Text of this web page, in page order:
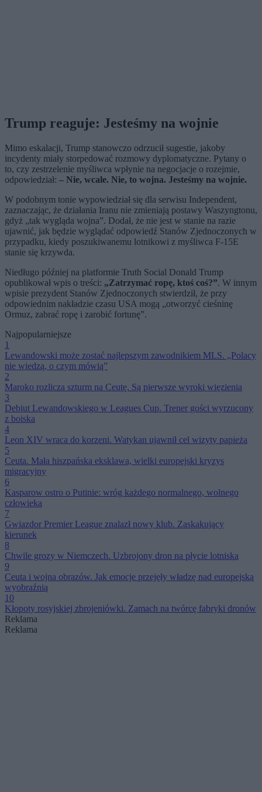
Trump reaguje: Jesteśmy na wojnie
Mimo eskalacji, Trump stanowczo odrzucił sugestie, jakoby
incydenty miały storpedować rozmowy dyplomatyczne. Pytany o
to, czy zestrzelenie myśliwca wpłynie na negocjacje o rozejmie,
odpowiedział: – Nie, wcale. Nie, to wojna. Jesteśmy na wojnie.
W podobnym tonie wypowiedział się dla serwisu Independent,
zaznaczając, że działania Iranu nie zmieniają postawy Waszyngtonu,
gdyż „tak wygląda wojna”. Dodał, że nie jest w stanie na razie
ujawnić, jak będzie wyglądać odpowiedź Stanów Zjednoczonych w
przypadku, kiedy poszukiwanemu lotnikowi z myśliwca F-15E
stanie się krzywda.
Niedługo później na platformie Truth Social Donald Trump
opublikował wpis o treści: „Zatrzymać ropę, ktoś coś?”. W innym
wpisie prezydent Stanów Zjednoczonych stwierdził, że przy
odpowiednim nakładzie czasu USA mogą „otworzyć cieśninę
Ormuz, zabrać ropę i zarobić fortunę”.
Najpopularniejsze
1
Lewandowski może zostać najlepszym zawodnikiem MLS. „Polacy
nie wiedzą, o czym mówią”
2
Maroko rozlicza szturm na Ceutę. Są pierwsze wyroki więzienia
3
Debiut Lewandowskiego w Leagues Cup. Trener gości wyrzucony
z boiska
4
Leon XIV wraca do korzeni. Watykan ujawnił cel wizyty papieża
5
Ceuta. Mała hiszpańska eksklawa, wielki europejski kryzys
migracyjny
6
Kasparow ostro o Putinie: wróg każdego normalnego, wolnego
człowieka
7
Gwiazdor Premier League znalazł nowy klub. Zaskakujący
kierunek
8
Chwile grozy w Niemczech. Uzbrojony dron na płycie lotniska
9
Ceuta i wojna obrazów. Jak emocje przejęły władzę nad europejską
wyobraźnią
10
Kłopoty rosyjskiej zbrojeniówki. Zamach na twórcę fabryki dronów
Reklama
Reklama